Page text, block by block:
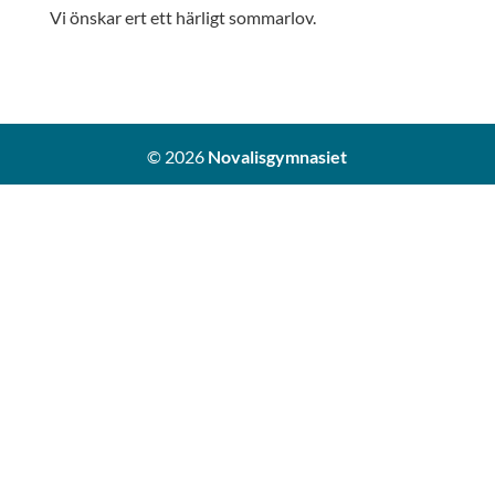
Vi önskar ert ett härligt sommarlov.
© 2026 Novalisgymnasiet